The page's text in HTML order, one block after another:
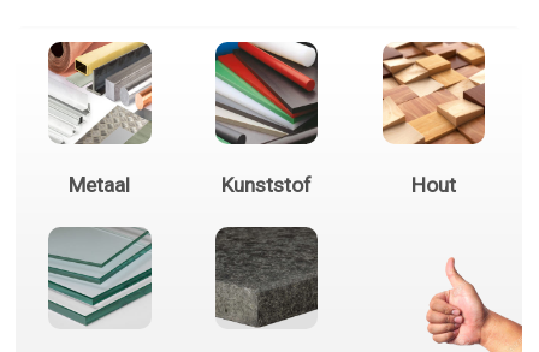
Metaal Kunststof Hout